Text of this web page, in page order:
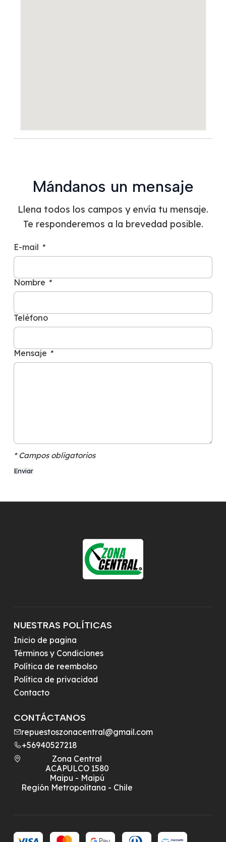
Mándanos un mensaje
Llena todos los campos y envía tu mensaje.
Te responderemos a la brevedad posible.
E-mail *
Nombre *
Teléfono
Mensaje *
* Campos obligatorios
NUESTRAS POLÍTICAS
Inicio de pagina
Términos y Condiciones
Política de reembolso
Política de privacidad
Contacto
CONTÁCTANOS
repuestoszonacentral@gmail.com
+56940527218
Zona Central
ACAPULCO 1580
Maipu - Maipú
Región Metropolitana - Chile